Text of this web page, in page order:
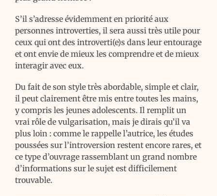
S’il s’adresse évidemment en priorité aux
personnes introverties, il sera aussi très utile pour
ceux qui ont des introverti(e)s dans leur entourage
et ont envie de mieux les comprendre et de mieux
interagir avec eux.
Du fait de son style très abordable, simple et clair,
il peut clairement être mis entre toutes les mains,
y compris les jeunes adolescents. Il remplit un
vrai rôle de vulgarisation, mais je dirais qu’il va
plus loin : comme le rappelle l’autrice, les études
poussées sur l’introversion restent encore rares, et
ce type d’ouvrage rassemblant un grand nombre
d’informations sur le sujet est difficilement
trouvable.